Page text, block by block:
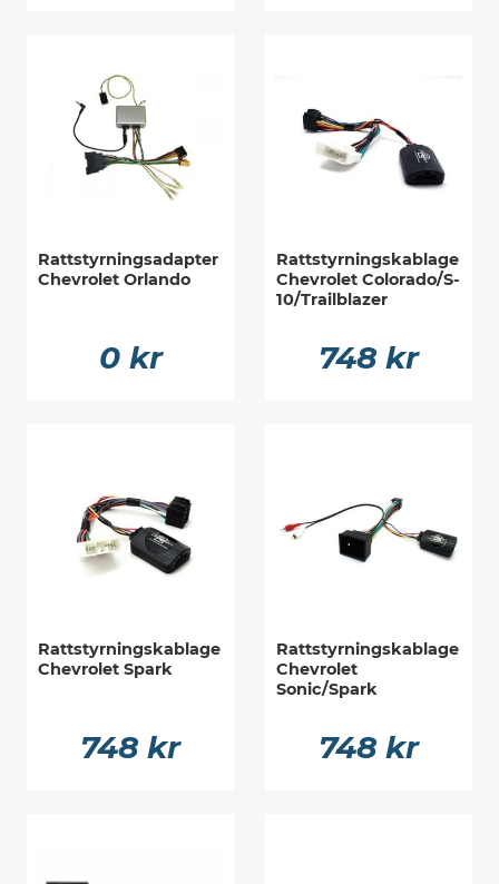
Rattstyrningsadapter
Chevrolet Orlando
0 kr
Rattstyrningskablage
Chevrolet Colorado/S-
10/Trailblazer
748 kr
Rattstyrningskablage
Chevrolet Spark
748 kr
Rattstyrningskablage
Chevrolet
Sonic/Spark
748 kr